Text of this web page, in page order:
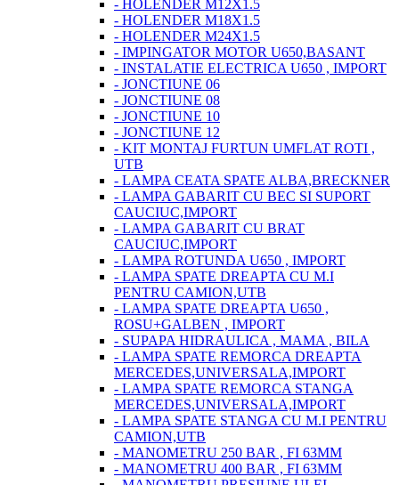
- HOLENDER M12X1.5
- HOLENDER M18X1.5
- HOLENDER M24X1.5
- IMPINGATOR MOTOR U650,BASANT
- INSTALATIE ELECTRICA U650 , IMPORT
- JONCTIUNE 06
- JONCTIUNE 08
- JONCTIUNE 10
- JONCTIUNE 12
- KIT MONTAJ FURTUN UMFLAT ROTI ,
UTB
- LAMPA CEATA SPATE ALBA,BRECKNER
- LAMPA GABARIT CU BEC SI SUPORT
CAUCIUC,IMPORT
- LAMPA GABARIT CU BRAT
CAUCIUC,IMPORT
- LAMPA ROTUNDA U650 , IMPORT
- LAMPA SPATE DREAPTA CU M.I
PENTRU CAMION,UTB
- LAMPA SPATE DREAPTA U650 ,
ROSU+GALBEN , IMPORT
- SUPAPA HIDRAULICA , MAMA , BILA
- LAMPA SPATE REMORCA DREAPTA
MERCEDES,UNIVERSALA,IMPORT
- LAMPA SPATE REMORCA STANGA
MERCEDES,UNIVERSALA,IMPORT
- LAMPA SPATE STANGA CU M.I PENTRU
CAMION,UTB
- MANOMETRU 250 BAR , FI 63MM
- MANOMETRU 400 BAR , FI 63MM